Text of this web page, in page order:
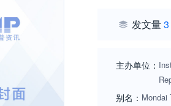
发文量3
主办单位：
别名： Mondai